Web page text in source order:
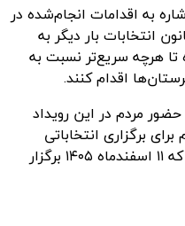
به اقدامات انجام‌شده در
انتخابات بار دیگر به
تا هرچه سریع‌تر نسبت به
اقدام کنند.
حضور مردم در این رویداد
برگزاری انتخاباتی
پرشور و با مشارکت حداکثری مردم که ۱۱ اسفندماه ۱۴۰۵ برگزار